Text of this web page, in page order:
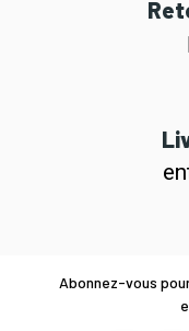
Abonnez-vous